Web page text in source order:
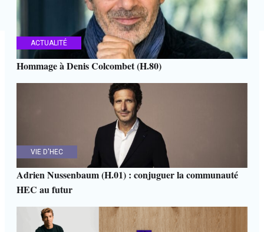
ACTUALITÉ
Hommage à Denis Colcombet (H.80)
VIE D'HEC
Adrien Nussenbaum (H.01) : conjuguer la communauté
HEC au futur